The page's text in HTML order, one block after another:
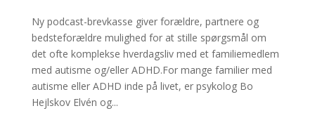
Ny podcast-brevkasse giver forældre, partnere og
bedsteforældre mulighed for at stille spørgsmål om
det ofte komplekse hverdagsliv med et familiemedlem
med autisme og/eller ADHD.For mange familier med
autisme eller ADHD inde på livet, er psykolog Bo
Hejlskov Elvén og...